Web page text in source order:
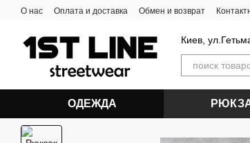
Перейти к основному контенту
О нас Оплата и доставка Обмен и возврат
Киев,
ОДЕЖДА